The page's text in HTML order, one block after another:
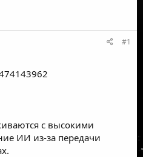
#1
с высокими
ИИ из-за передачи